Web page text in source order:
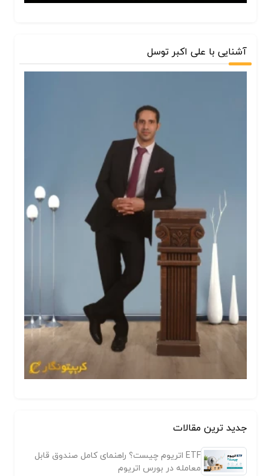
آشنایی با علی اکبر توسل
جدید ترین مقالات
ETF اتریوم چیست؟ راهنمای کامل صندوق قابل
معامله در بورس اتریوم